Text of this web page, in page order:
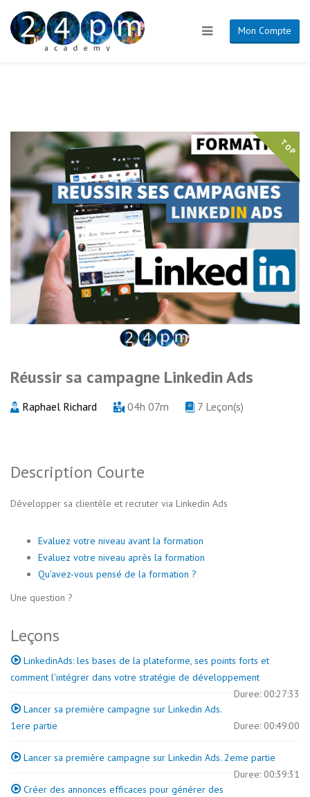
Mon Compte
TOP
Réussir sa campagne Linkedin Ads
Raphael Richard 04h 07m 7 Leçon(s)
Description Courte
Développer sa clientèle et recruter via Linkedin Ads
Evaluez votre niveau avant la formation
Evaluez votre niveau après la formation
Qu'avez-vous pensé de la formation ?
Une question ?
Leçons
LinkedinAds: les bases de la plateforme, ses points forts et
comment l'intégrer dans votre stratégie de développement
Duree: 00:27:33
Lancer sa première campagne sur Linkedin Ads.
1ere partie
Duree: 00:49:00
Lancer sa première campagne sur Linkedin Ads. 2eme partie
Duree: 00:39:31
Créer des annonces efficaces pour générer des